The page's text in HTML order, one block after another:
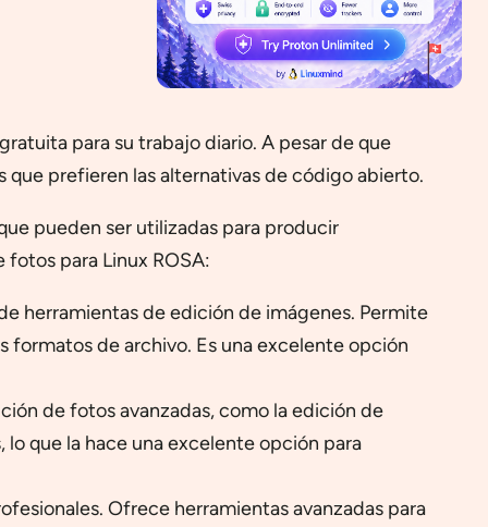
para su trabajo diario. A pesar de que
que prefieren las alternativas de código abierto.
pueden ser utilizadas para producir
para Linux ROSA:
herramientas de edición de imágenes. Permite
formatos de archivo. Es una excelente opción
de fotos avanzadas, como la edición de
que la hace una excelente opción para
Ofrece herramientas avanzadas para